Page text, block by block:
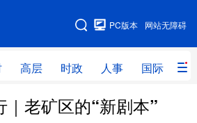
网站无障碍
PC版本
高层 时政 人事 国际 财
网站地图
时政 人事
｜老矿区的“新剧本”